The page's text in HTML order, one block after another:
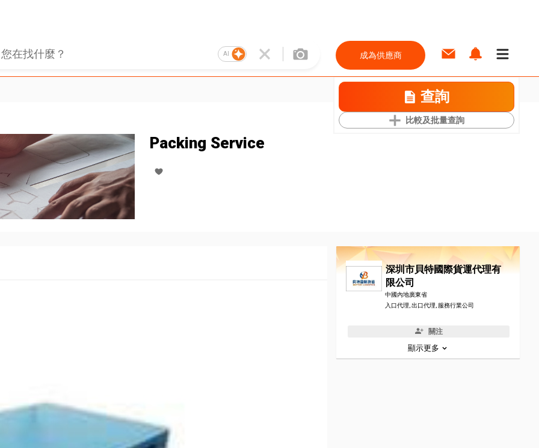
AI 成為供應商
查詢
比較及批量查詢
Packing Service
深圳市貝特國際貨運代理有
限公司
中國內地廣東省
入口代理, 出口代理, 服務行業公司
關注
顯示更多